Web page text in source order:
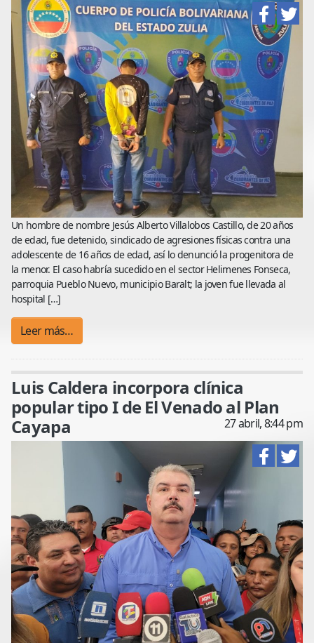
Un hombre de nombre Jesús Alberto Villalobos Castillo, de 20 años
de edad, fue detenido, sindicado de agresiones físicas contra una
adolescente de 16 años de edad, así lo denunció la progenitora de
la menor. El caso habría sucedido en el sector Helimenes Fonseca,
parroquia Pueblo Nuevo, municipio Baralt; la joven fue llevada al
hospital […]
Leer más…
Luis Caldera incorpora clínica
popular tipo I de El Venado al Plan
Cayapa
27 abril, 8:44 pm